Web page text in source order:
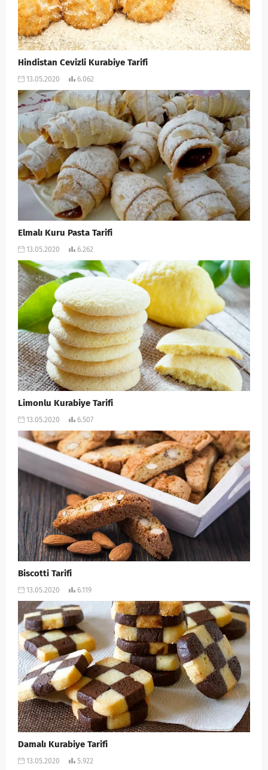
Hindistan Cevizli Kurabiye Tarifi
13.05.2020 6.062
Elmalı Kuru Pasta Tarifi
13.05.2020 6.262
Limonlu Kurabiye Tarifi
13.05.2020 6.507
Biscotti Tarifi
13.05.2020 6.119
Damalı Kurabiye Tarifi
13.05.2020 5.922